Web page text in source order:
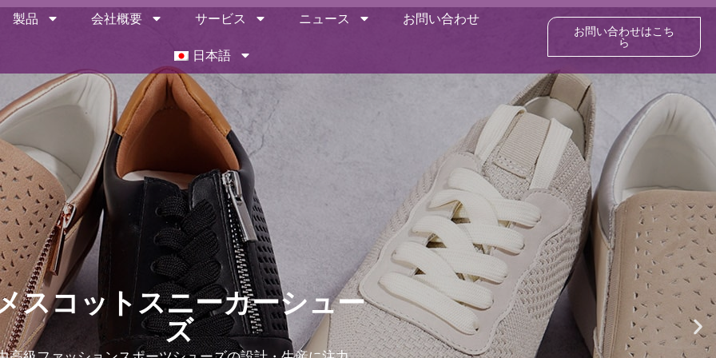
製品 会社概要 サービス ニュース お問い合わせ
日本語
お問い合わせはこち
ら
スコットスニーカーシュー
ズ
スコットは創業以来、500以上のブランドと取引し、絶賛さ